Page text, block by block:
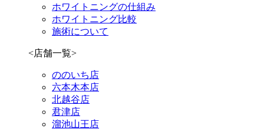
ホワイトニングの仕組み
ホワイトニング比較
施術について
<店舗一覧>
ののいち店
六本木本店
北越谷店
君津店
溜池山王店